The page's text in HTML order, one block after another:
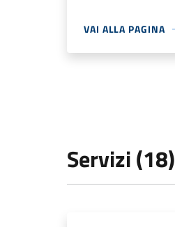
VAI ALLA PAGINA
Servizi (18)